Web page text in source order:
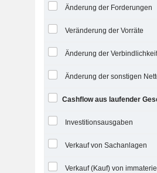
Änderung der Forderungen
Veränderung der Vorräte
Investitionsausgaben
Verkauf von Sachanlagen